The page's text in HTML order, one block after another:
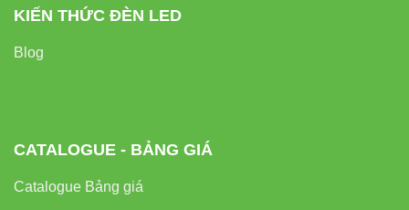
KIẾN THỨC ĐÈN LED
Blog
CATALOGUE - BẢNG GIÁ
Catalogue Bảng giá